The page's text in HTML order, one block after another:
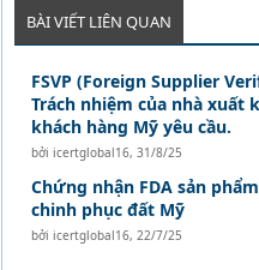
BÀI VIẾT LIÊN QUAN
FSVP (Foreign Supplier
Trách nhiệm của nhà xuất
khách hàng Mỹ yêu cầu.
bởi icertglobal16, 31/8/25
Chứng nhận FDA sản
chinh phục đất Mỹ
bởi icertglobal16, 22/7/25